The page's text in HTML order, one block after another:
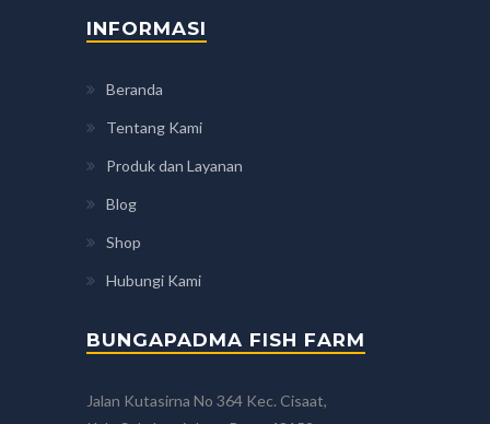
INFORMASI
Beranda
Tentang Kami
Produk dan Layanan
Blog
Shop
Hubungi Kami
BUNGAPADMA FISH FARM
Jalan Kutasirna No 364 Kec. Cisaat,